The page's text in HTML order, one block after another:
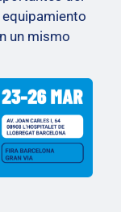
equipamiento
un mismo